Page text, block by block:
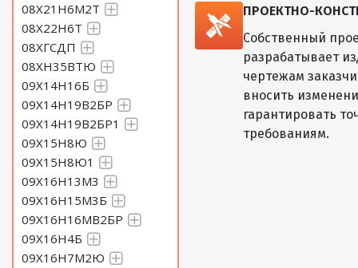
08Х21Н6М2Т
08Х22Н6Т
08ХГСДП
08ХН35ВТЮ
09Х14Н16Б
09Х14Н19В2БР
09Х14Н19В2БР1
09Х15Н8Ю
09Х15Н8Ю1
09Х16Н13М3
09Х16Н15М3Б
09Х16Н16МВ2БР
09Х16Н4Б
09Х16Н7М2Ю
ПРОЕКТНО-
Собственный
разрабатывает
чертежам
вносить
гарантировать
требованиям.